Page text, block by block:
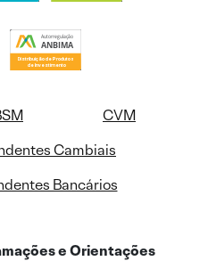
CVM
Cambiais
Bancários
e Orientações